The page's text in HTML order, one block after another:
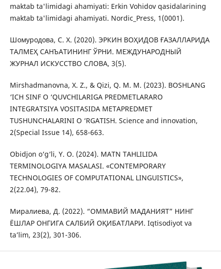
maktab ta'limidagi ahamiyati: Erkin Vohidov qasidalarining
maktab ta'limidagi ahamiyati. Nordic_Press, 1(0001).
Шомуродова, С. Х. (2020). ЭРКИН ВОҲИДОВ ҒАЗАЛЛАРИДА
ТАЛМЕҲ САНЪАТИНИНГ ЎРНИ. МЕЖДУНАРОДНЫЙ
ЖУРНАЛ ИСКУССТВО СЛОВА, 3(5).
Mirshadmanovna, X. Z., & Qizi, Q. M. M. (2023). BOSHLANG
‘ICH SINF O ‘QUVCHILARIGA PREDMETLARARO
INTEGRATSIYA VOSITASIDA METAPREDMET
TUSHUNCHALARINI O ‘RGATISH. Science and innovation,
2(Special Issue 14), 658-663.
Obidjon o‘g‘li, Y. O. (2024). MATN TAHLILIDA
TERMINOLOGIYA MASALASI. «CONTEMPORARY
TECHNOLOGIES OF COMPUTATIONAL LINGUISTICS»,
2(22.04), 79-82.
Миралиева, Д. (2022). “ОММАВИЙ МАДАНИЯТ” НИНГ
ЁШЛАР ОНГИГА САЛБИЙ ОҚИБАТЛАРИ. Iqtisodiyot va
taʼlim, 23(2), 301-306.